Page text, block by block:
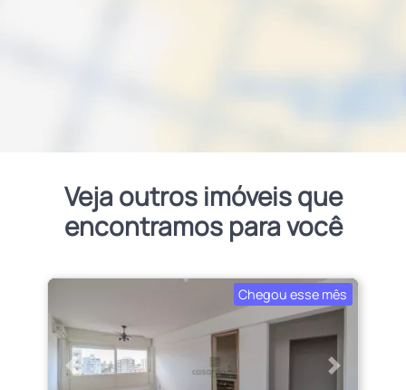
Veja outros imóveis que
encontramos para você
Chegou esse mês
Anterior Próximo